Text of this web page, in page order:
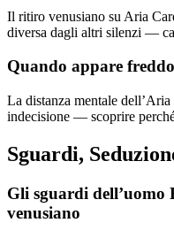
Il ritiro venusiano su Aria
diversa dagli altri silenzi —
Quando appare
La distanza mentale
indecisione — scoprire
Sguardi,
Gli sguardi
venusiano